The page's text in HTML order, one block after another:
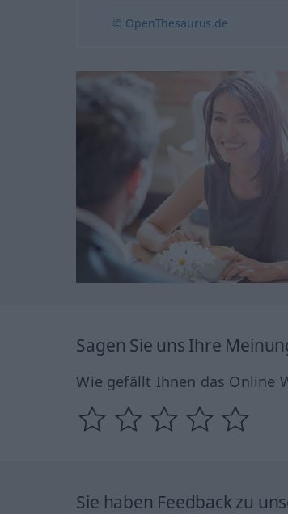
© OpenThesaurus.de
Sagen Sie uns Ihre
Wie gefällt Ihnen das Online
Sie haben Feedback zu